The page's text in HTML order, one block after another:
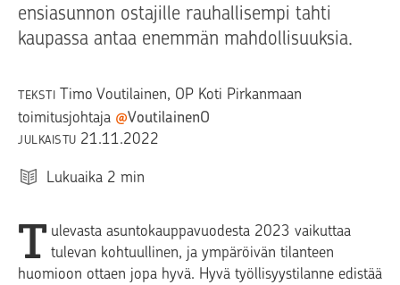
ensiasunnon ostajille rauhallisempi tahti
kaupassa antaa enemmän mahdollisuuksia.
TEKSTI Timo Voutilainen, OP Koti Pirkanmaan
toimitusjohtaja @VoutilainenO
JULKAISTU 21.11.2022
Lukuaika 2 min
T ulevasta asuntokauppavuodesta 2023 vaikuttaa
tulevan kohtuullinen, ja ympäröivän tilanteen
huomioon ottaen jopa hyvä. Hyvä työllisyystilanne edistää